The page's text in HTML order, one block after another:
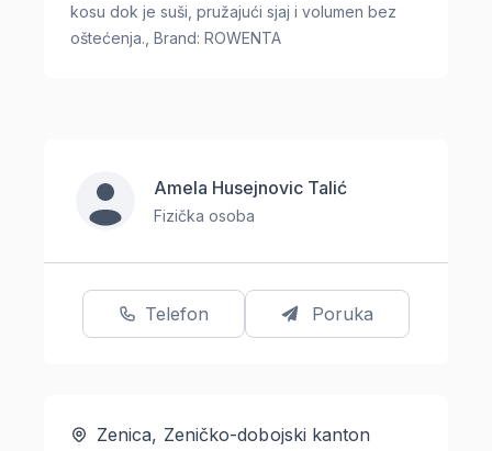
kosu dok je suši, pružajući sjaj i volumen bez
oštećenja., Brand: ROWENTA
Amela Husejnovic Talić
Fizička osoba
Telefon Poruka
Zenica, Zeničko-dobojski kanton